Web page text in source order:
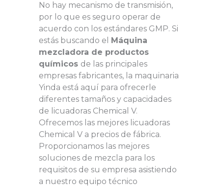
No hay mecanismo de transmisión,
por lo que es seguro operar de
acuerdo con los estándares GMP. Si
estás buscando el
Máquina
mezcladora de productos
químicos de las principales
empresas fabricantes, la maquinaria
Yinda está aquí para ofrecerle
diferentes tamaños y capacidades
de licuadoras Chemical V.
Ofrecemos las mejores licuadoras
Chemical V a precios de fábrica.
Proporcionamos las mejores
soluciones de mezcla para los
requisitos de su empresa asistiendo
a nuestro equipo técnico